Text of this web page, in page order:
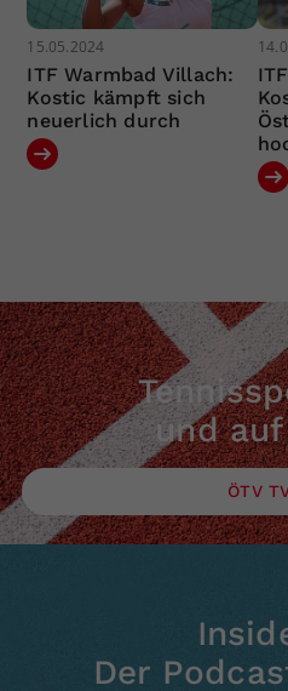
15.05.2024
ITF Warmbad Villach:
Kostic kämpft sich
neuerlich durch
und
ÖTV
Der